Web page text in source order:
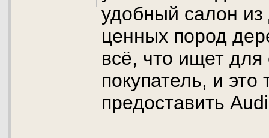
удобный салон из
ценных пород
всё, что ищет
покупатель, и это
предоставить